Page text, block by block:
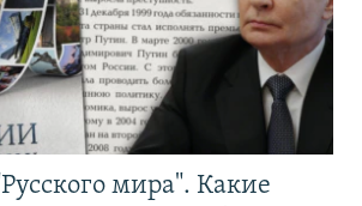
мира". Какие